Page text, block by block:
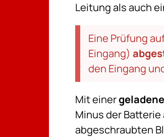
Leitung als auch
Eine Prüfung
Eingang)
den Eingang
Mit einer
Minus der Batterie
abgeschraubten